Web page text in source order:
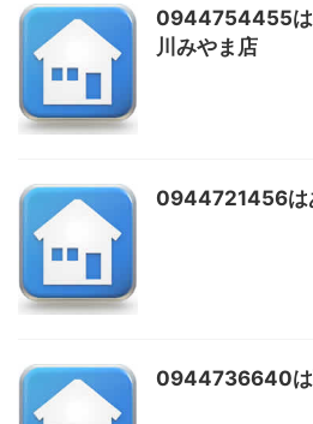
0944754455
川みやま店
0944721456は
0944736640は